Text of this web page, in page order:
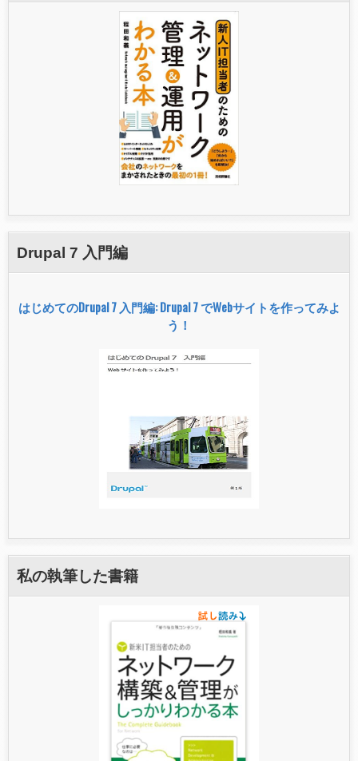
Drupal 7 入門編
はじめてのDrupal 7 入門編: Drupal 7 でWebサイトを作ってみよ
う！
私の執筆した書籍